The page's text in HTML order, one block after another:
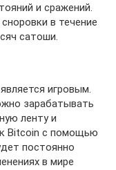
и сражений.
в течение
сатоши.
игровым.
зарабатывать
ленту и
Bitcoin с помощью
постоянно
в мире